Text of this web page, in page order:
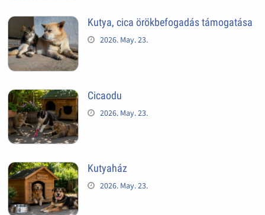
Kutya, cica örökbefogadás támogatása
2026. May. 23.
Cicaodu
2026. May. 23.
Kutyaház
2026. May. 23.